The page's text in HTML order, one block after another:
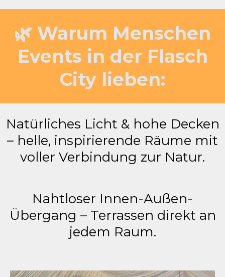
🌿 Warum Menschen
Events in der Flasch
City lieben:
Natürliches Licht & hohe Decken
– helle, inspirierende Räume mit
voller Verbindung zur Natur.
Nahtloser Innen-Außen-
Übergang – Terrassen direkt an
jedem Raum.